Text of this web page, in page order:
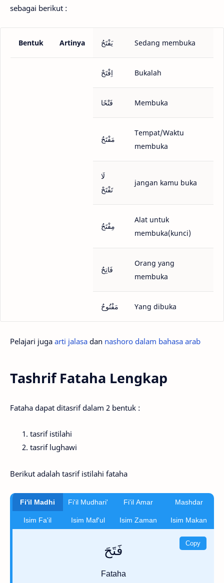
sebagai berikut :
Bentuk Artinya يَفْتَحُ Sedang membuka
اِفْتَحْ Bukalah
فَتْحًا Membuka
مَفْتَحٌ
Tempat/Waktu
membuka
لَا
تَفْتَحْ
jangan kamu buka
مِفْتَحٌ
Alat untuk
membuka(kunci)
فَاتِحٌ
Orang yang
membuka
مَفْتُوحٌ Yang dibuka
Pelajari juga arti jalasa dan nashoro dalam bahasa arab
Tashrif Fataha Lengkap
Fataha dapat ditasrif dalam 2 bentuk :
tasrif istilahi
tasrif lughawi
Berikut adalah tasrif istilahi fataha
Fi'il Madhi Fi'il Mudhari' Fi'il Amar Mashdar
Isim Fa'il Isim Maf'ul Isim Zaman Isim Makan
Copy فَتَحَ
Fataha